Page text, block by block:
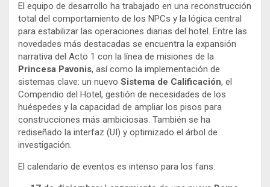
El equipo de desarrollo ha trabajado en una reconstrucción
total del comportamiento de los NPCs y la lógica central
para estabilizar las operaciones diarias del hotel. Entre las
novedades más destacadas se encuentra la expansión
narrativa del Acto 1 con la línea de misiones de la
Princesa Pavonis, así como la implementación de
sistemas clave: un nuevo Sistema de Calificación, el
Compendio del Hotel, gestión de necesidades de los
huéspedes y la capacidad de ampliar los pisos para
construcciones más ambiciosas. También se ha
rediseñado la interfaz (UI) y optimizado el árbol de
investigación.
El calendario de eventos es intenso para los fans: